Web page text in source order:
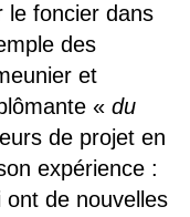
le foncier dans
des
et
« du
de projet en
expérience :
ont de nouvelles